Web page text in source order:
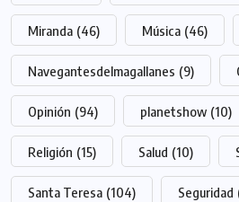
Miranda (46) Música (46)
Navegantesdelmagallanes (9)
Opinión (94) planetshow (10)
Religión (15) Salud (10)
Santa Teresa (104) Seguridad